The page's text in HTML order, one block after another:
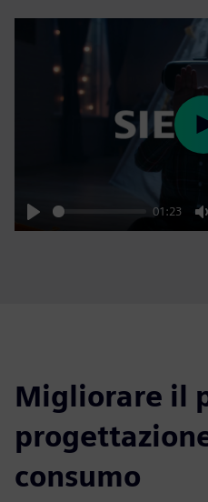
Play
01:23
Migliorare il
consumo